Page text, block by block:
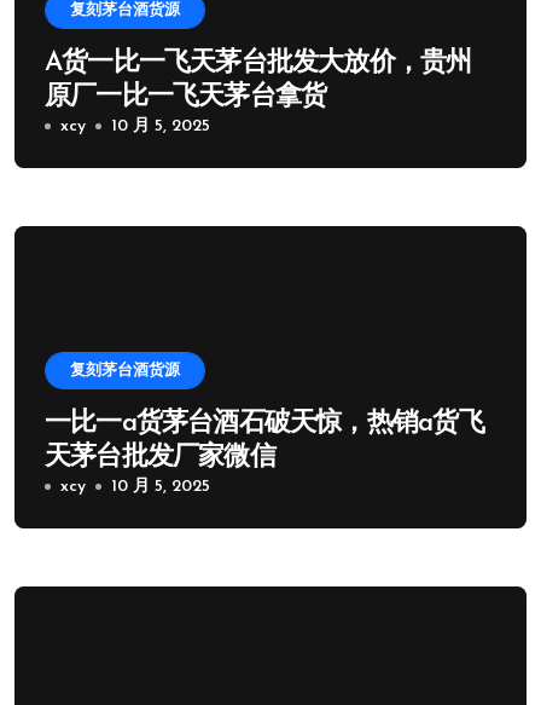
复刻茅台酒货源
A货一比一飞天茅台批发大放价，贵州
原厂一比一飞天茅台拿货
xcy 10 月 5, 2025
复刻茅台酒货源
一比一a货茅台酒石破天惊，热销a货飞
天茅台批发厂家微信
xcy 10 月 5, 2025